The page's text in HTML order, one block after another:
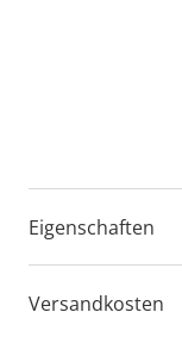
Eigenschaften
Versandkosten